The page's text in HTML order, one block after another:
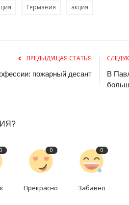
Германия акция
ПРЕДЫДУЩАЯ СТАТЬЯ
пожарный десант
В
0 0
Прекрасно
0
Забавно